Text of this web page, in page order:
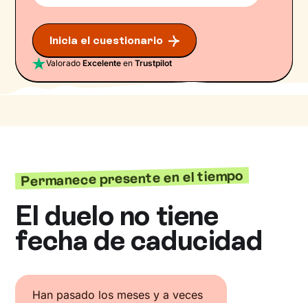
Inicia el cuestionario
ValoradoExcelente enTrustpilot
Permanece presente en el tiempo
El duelo no tiene
fecha de caducidad
Han pasado los meses y a veces